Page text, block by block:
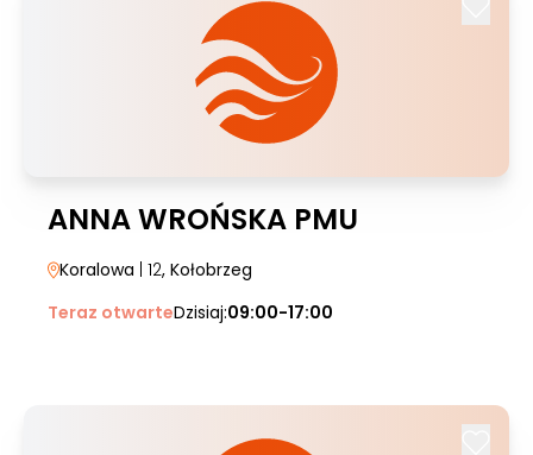
ANNA WROŃSKA PMU
Koralowa | 12, Kołobrzeg
Teraz otwarteDzisiaj:09:00-17:00